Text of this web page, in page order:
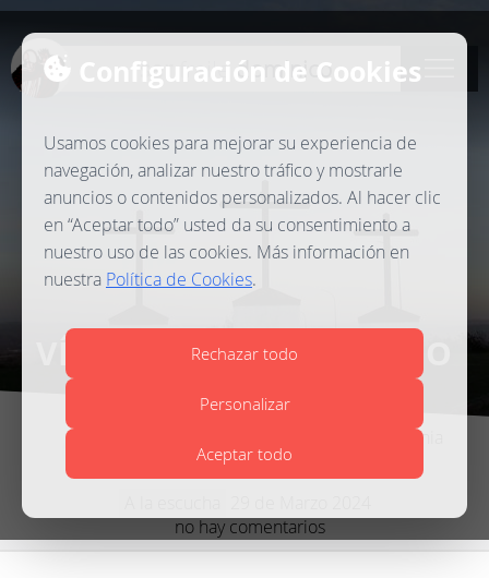
Configuración de Cookies
Usamos cookies para mejorar su experiencia de
navegación, analizar nuestro tráfico y mostrarle
anuncios o contenidos personalizados. Al hacer clic
en “Aceptar todo” usted da su consentimiento a
nuestro uso de las cookies. Más información en
nuestra Política de Cookies.
Rechazar todo
Personalizar
Aceptar todo
ser fraile dominico
VÍA CRUCIS DOMINICANO
Estudiantado de la Provincia de Hispania
no hay comentarios